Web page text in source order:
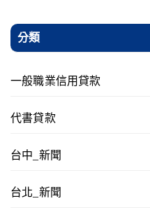
分類
一般職業信用貸款
代書貸款
台中_新聞
台北_新聞